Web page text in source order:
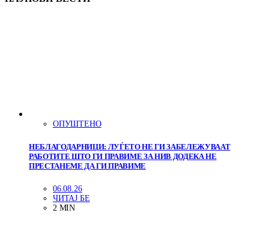
ОПУШТЕНО
НЕБЛАГОДАРНИЦИ: ЛУЃЕТО НЕ ГИ ЗАБЕЛЕЖУВААТ
РАБОТИТЕ ШТО ГИ ПРАВИМЕ ЗА НИВ ДОДЕКА НЕ
ПРЕСТАНЕМЕ ДА ГИ ПРАВИМЕ
06.08.26
ЧИТАЈ БЕ
2 MIN